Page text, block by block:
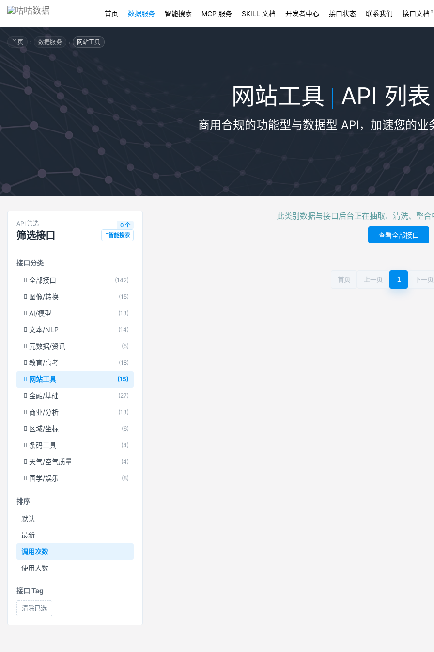
首页 数据服务 智能搜索 MCP 服务 SKILL 文档 开发者中心 接口状态 联系我们 接口文档
首页 › 数据服务 › 网站工具
网站工具 | API 列表
商用合规的功能型与数据型 API，加速您的业
API 筛选
筛选接口
0 个
智能搜索
接口分类
全部接口 (142)
图像/转换 (15)
AI/模型 (13)
文本/NLP (14)
元数据/资讯 (5)
教育/高考 (18)
网站工具 (15)
金融/基础 (27)
商业/分析 (13)
区域/坐标 (6)
条码工具 (4)
天气/空气质量 (4)
国学/娱乐 (8)
排序
默认
最新
调用次数
使用人数
接口 Tag
清除已选
此类别数据与接口后台正在抽取、清洗、整
查看全部接口
首页 上一页 1 下一页